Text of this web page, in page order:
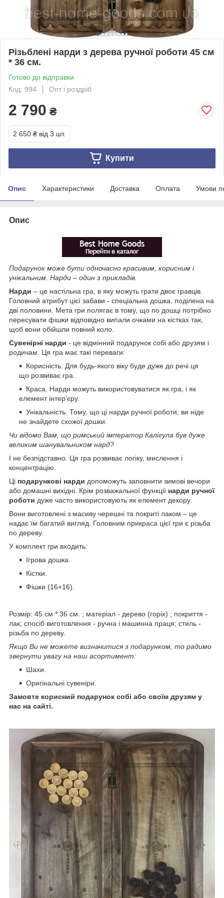
Різьблені нарди з дерева ручної роботи 45 см
* 36 см.
Готово до відправки
Код: 994
Опт і роздріб
2 790 ₴
2 650 ₴ від 3 шт.
Купити
Опис Характеристики Доставка Оплата Умови
Опис
Подарунок може бути одночасно красивим, корисним і
унікальним. Нарди – один з прикладів.
Нарди – це настільна гра, в яку можуть грати двоє гравців.
Головний атрибут цієї забави - спеціальна дошка, поділена на
дві половини. Мета гри полягає в тому, що по дошці потрібно
пересувати фішки відповідно випали очками на кістках так,
щоб вони обійшли повний коло.
Сувенірні нарди - це відмінний подарунок собі або друзям і
родичам. Ця гра має такі переваги:
Корисність. Для будь-якого віку буде дуже до речі ця
що розвиває гра.
Краса. Нарди можуть використовуватися як гра, і як
елемент інтер'єру.
Унікальність. Тому, що ці нарди ручної роботи, ви ніде
не знайдете схожої дошки.
Чи відомо Вам, що римський імператор Калігула був дуже
великим шанувальником нард?
І не безпідставно. Ця гра розвиває логіку, мислення і
концентрацію.
Ці подарункові нарди допоможуть заповнити зимові вечори
або домашні вихідні. Крім розважальної функції нарди ручної
роботи дуже часто використовують як елемент декору.
Вони виготовлені з масиву черешні та покриті лаком – це
надає їм багатий вигляд. Головним прикраса цієї гри є різьба
по дереву.
У комплект гри входить:
Ігрова дошка.
Кістки.
Фішки (16+16).
Розмір: 45 см * 36 см. ; матеріал - дерево (горіх) ; покриття -
лак; спосіб виготовлення - ручна і машинна праця; стиль -
різьба по дереву.
Якщо Ви не можете визначитися з подарунком, то радимо
звернути увагу на наш асортимент:
Шахи.
Оригінальні сувеніри.
Замовте корисний подарунок собі або своїм друзям у
нас на сайті.